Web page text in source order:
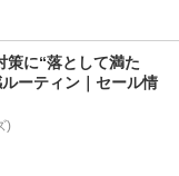
策に“落として満た
ーティン｜セール情
)